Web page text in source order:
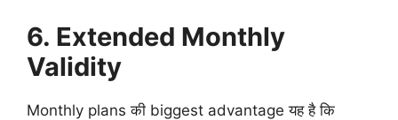
6. Extended Monthly
Validity
Monthly plans की biggest advantage यह है कि